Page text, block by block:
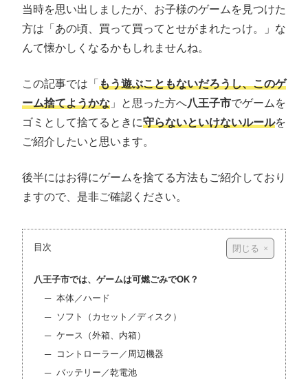
当時を思い出しましたが、お子様のゲームを見つけた
方は「あの頃、買って買ってとせがまれたっけ。」な
んて懐かしくなるかもしれませんね。
この記事では「 もう遊ぶこともないだろうし、このゲ
ーム捨てようかな 」と思った方へ八王子市でゲームを
ゴミとして捨てるときに守らないといけないルールを
ご紹介したいと思います。
後半にはお得にゲームを捨てる方法もご紹介しており
ますので、是非ご確認ください。
目次
八王子市では、ゲームは可燃ごみでOK？
本体／ハード
ソフト（カセット／ディスク）
ケース（外箱、内箱）
コントローラー／周辺機器
バッテリー／乾電池